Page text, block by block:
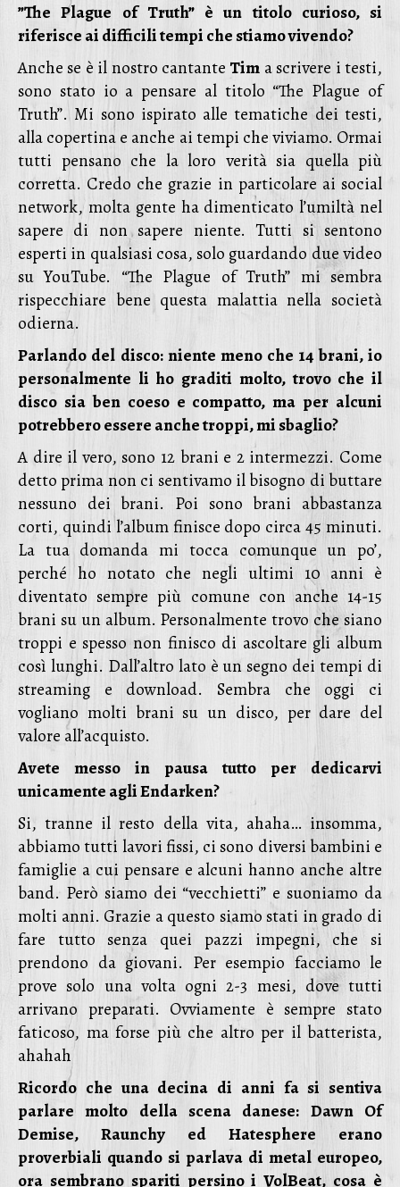
”The Plague of Truth” è un titolo curioso, si
riferisce ai difficili tempi che stiamo vivendo?
Anche se è il nostro cantante Tim a scrivere i testi,
sono stato io a pensare al titolo “The Plague of
Truth”. Mi sono ispirato alle tematiche dei testi,
alla copertina e anche ai tempi che viviamo. Ormai
tutti pensano che la loro verità sia quella più
corretta. Credo che grazie in particolare ai social
network, molta gente ha dimenticato l’umiltà nel
sapere di non sapere niente. Tutti si sentono
esperti in qualsiasi cosa, solo guardando due video
su YouTube. “The Plague of Truth” mi sembra
rispecchiare bene questa malattia nella società
odierna.
Parlando del disco: niente meno che 14 brani, io
personalmente li ho graditi molto, trovo che il
disco sia ben coeso e compatto, ma per alcuni
potrebbero essere anche troppi, mi sbaglio?
A dire il vero, sono 12 brani e 2 intermezzi. Come
detto prima non ci sentivamo il bisogno di buttare
nessuno dei brani. Poi sono brani abbastanza
corti, quindi l’album finisce dopo circa 45 minuti.
La tua domanda mi tocca comunque un po’,
perché ho notato che negli ultimi 10 anni è
diventato sempre più comune con anche 14-15
brani su un album. Personalmente trovo che siano
troppi e spesso non finisco di ascoltare gli album
così lunghi. Dall’altro lato è un segno dei tempi di
streaming e download. Sembra che oggi ci
vogliano molti brani su un disco, per dare del
valore all’acquisto.
Avete messo in pausa tutto per dedicarvi
unicamente agli Endarken?
Si, tranne il resto della vita, ahaha… insomma,
abbiamo tutti lavori fissi, ci sono diversi bambini e
famiglie a cui pensare e alcuni hanno anche altre
band. Però siamo dei “vecchietti” e suoniamo da
molti anni. Grazie a questo siamo stati in grado di
fare tutto senza quei pazzi impegni, che si
prendono da giovani. Per esempio facciamo le
prove solo una volta ogni 2-3 mesi, dove tutti
arrivano preparati. Ovviamente è sempre stato
faticoso, ma forse più che altro per il batterista,
ahahah
Ricordo che una decina di anni fa si sentiva
parlare molto della scena danese: Dawn Of
Demise, Raunchy ed Hatesphere erano
proverbiali quando si parlava di metal europeo,
ora sembrano spariti persino i VolBeat, cosa è